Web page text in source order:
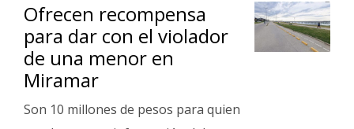
Ofrecen recompensa
para dar con el violador
de una menor en
Miramar
Son 10 millones de pesos para quien